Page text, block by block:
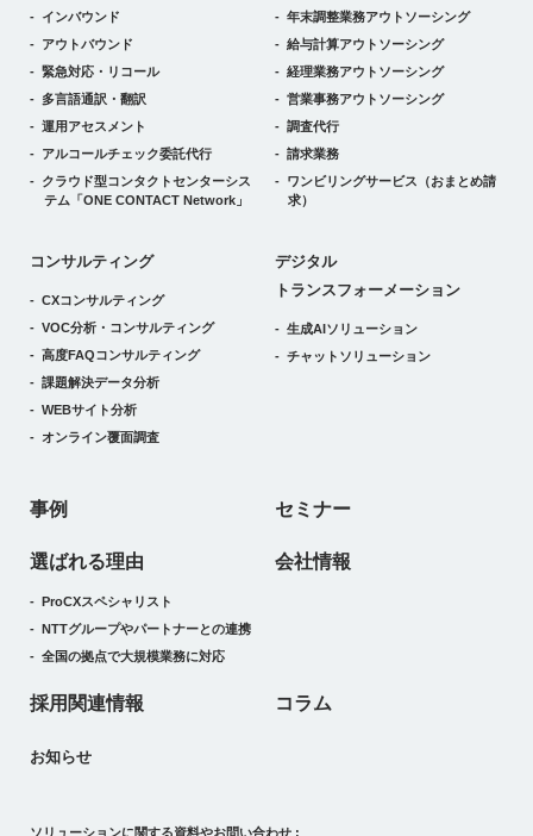
インバウンド
アウトバウンド
緊急対応・リコール
多言語通訳・翻訳
運用アセスメント
アルコールチェック委託代行
クラウド型コンタクトセンターシス
テム 「ONE CONTACT Network」
年末調整業務アウトソーシング
給与計算アウトソーシング
経理業務アウトソーシング
営業事務アウトソーシング
調査代行
請求業務
ワンビリングサービス （おまとめ請
求）
コンサルティング
CXコンサルティング
VOC分析・コンサルティング
高度FAQコンサルティング
課題解決データ分析
WEBサイト分析
オンライン覆面調査
デジタルトランスフォーメーション
デジタル
トランスフォーメーション
生成AIソリューション
チャットソリューション
事例 セミナー
選ばれる理由
ProCXスペシャリスト
NTTグループやパートナーとの連携
全国の拠点で大規模業務に対応
会社情報
採用関連情報 コラム
お知らせ
ソリューションに関する資料やお問い合わせ :